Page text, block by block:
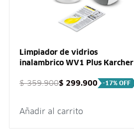
Limpiador de vidrios
inalambrico WV1 Plus Karcher
$359.900$ 299.900 -17% OFF
Añadir al carrito